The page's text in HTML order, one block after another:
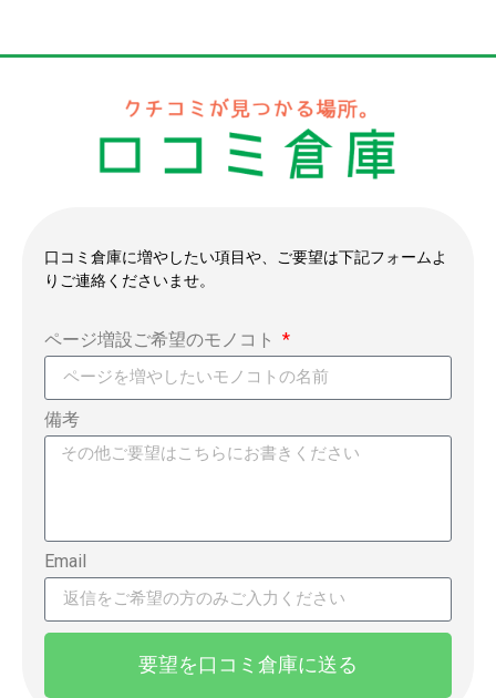
口コミ倉庫に増やしたい項目や、ご要望は下記フォームよ
りご連絡くださいませ。
ページ増設ご希望のモノコト
備考
Email
要望を口コミ倉庫に送る